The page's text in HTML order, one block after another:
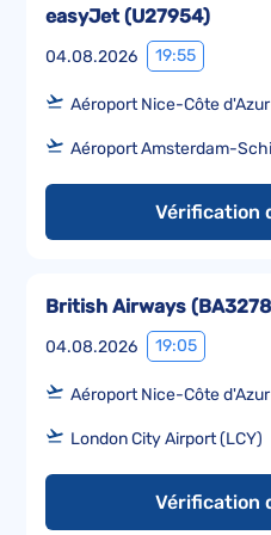
04.08.2026 19:55
easyJet(U27954)
Aéroport Nice-Côte d'Azur
Aéroport Amsterdam-
Vérification
04.08.2026 19:05
British Airways (BA3278
Aéroport Nice-Côte d'Azur
London City Airport (LCY)
Vérification